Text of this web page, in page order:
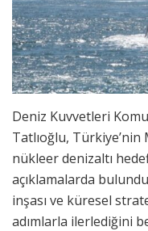
Deniz Kuvvetleri
Tatlıoğlu, Türkiye’nin
nükleer denizaltı
açıklamalarda
inşası ve küresel
adımlarla ilerlediğini